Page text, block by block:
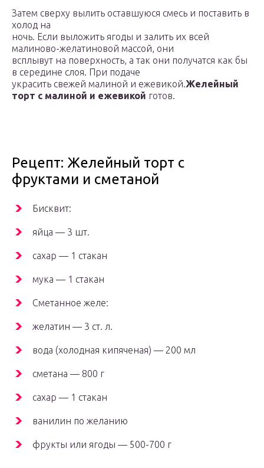
Затем сверху вылить оставшуюся смесь и поставить в
холод на
ночь. Если выложить ягоды и залить их всей
малиново-желатиновой массой, они
всплывут на поверхность, а так они получатся как бы
в середине слоя. При подаче
украсить свежей малиной и ежевикой.Желейный
торт с малиной и ежевикой готов.
Рецепт: Желейный торт с
фруктами и сметаной
Бисквит:
яйца — 3 шт.
сахар — 1 стакан
мука — 1 стакан
Сметанное желе:
желатин — 3 ст. л.
вода (холодная кипяченая) — 200 мл
сметана — 800 г
сахар — 1 стакан
ванилин по желанию
фрукты или ягоды — 500-700 г